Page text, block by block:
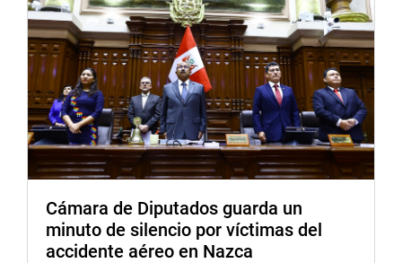
Cámara de Diputados guarda un
minuto de silencio por víctimas del
accidente aéreo en Nazca